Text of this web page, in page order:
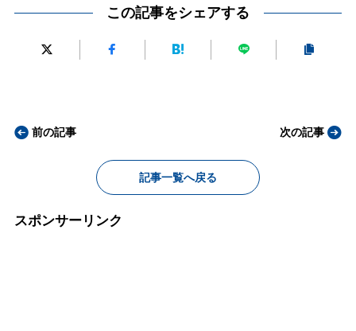
この記事をシェアする
前の記事
記事一覧へ戻る
次の記事
スポンサーリンク